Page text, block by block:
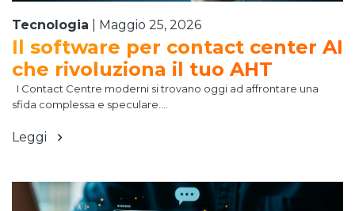
Tecnologia Maggio 25, 2026
Il software per contact center AI
che rivoluziona il tuo AHT
I Contact Centre moderni si trovano oggi ad affrontare una
sfida complessa e speculare....
Leggi